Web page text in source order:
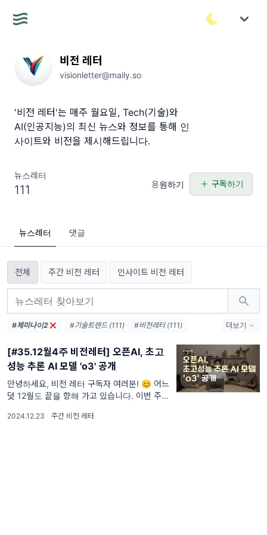
비전 레터
visionletter@maily.so
'비전 레터'는 매주 월요일, Tech(기술)와
AI(인공지능)의 최신 뉴스와 정보를 통해 인
사이트와 비전을 제시해드립니다.
뉴스레터
111 응원하기 구독하기
뉴스레터 댓글
전체 주간 비전 레터 인사이트 비전 레터
#제미나이2 #기술트렌드 (111)
#비전레터 (111)
#오픈AI (74)
#AI생태계 (38)
#엔비디아 (36)
#AI에이전트 (33)
#AI혁신 (33)
#AI인프라 (32)
#데이터센터 (31)
#디지털전환 (31)
더보기
[#35.12월4주 비전레터] 오픈AI, 초고
성능 추론 AI 모델 'o3' 공개
안녕하세요, 비전 레터 구독자 여러분! 😊 어느
덧 12월도 끝을 향해 가고 있습니다. 이번 주는
는 설렘과 기대가 가득한 시간인데요.
2024.12.23 · 주간 비전 레터